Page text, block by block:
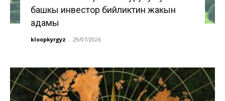
башкы инвестор бийликтин жакын
адамы
kloopkyrgyz - 29/07/2026